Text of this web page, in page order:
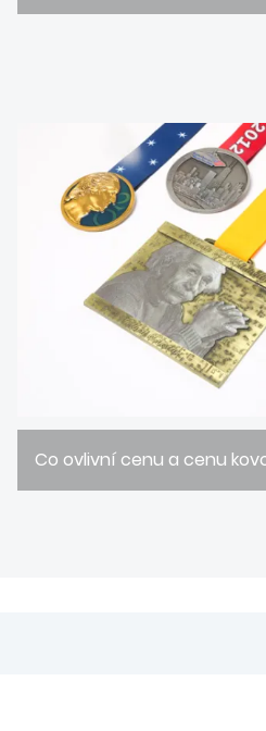
Co ovlivní cenu a cenu